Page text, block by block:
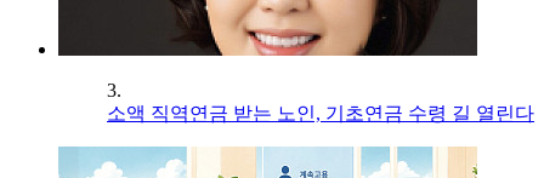
3.
소액 직역연금 받는 노인, 기초연금 수령 길 열린다